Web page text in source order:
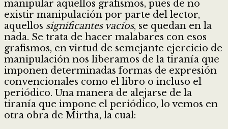
manipular aquellos grafismos, pues de no
existir manipulación por parte del lector,
aquellos significantes vacíos, se quedan en la
nada. Se trata de hacer malabares con esos
grafismos, en virtud de semejante ejercicio de
manipulación nos liberamos de la tiranía que
imponen determinadas formas de expresión
convencionales como el libro o incluso el
periódico. Una manera de alejarse de la
tiranía que impone el periódico, lo vemos en
otra obra de Mirtha, la cual: